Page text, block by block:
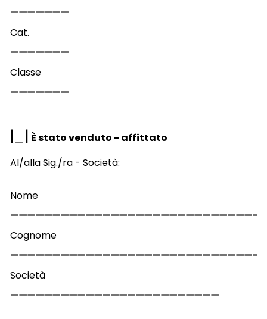
Cat.
Classe
| | È stato venduto - affittato
Al/alla Sig./ra - Società:
Nome
Cognome
Società